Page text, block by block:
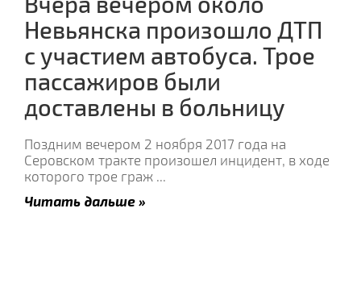
Невьянска произошло ДТП
с участием автобуса. Трое
пассажиров были
доставлены в больницу
Поздним вечером 2 ноября 2017 года на
Серовском тракте произошел инцидент, в ходе
которого трое граж ...
Читать дальше »